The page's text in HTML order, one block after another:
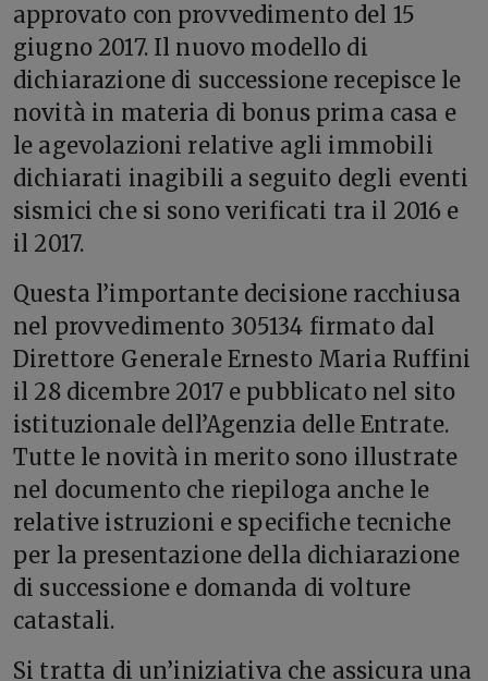
approvato con provvedimento del 15
giugno 2017. Il nuovo modello di
dichiarazione di successione recepisce le
novità in materia di bonus prima casa e
le agevolazioni relative agli immobili
dichiarati inagibili a seguito degli eventi
sismici che si sono verificati tra il 2016 e
il 2017.
Questa l’importante decisione racchiusa
nel provvedimento 305134 firmato dal
Direttore Generale Ernesto Maria Ruffini
il 28 dicembre 2017 e pubblicato nel sito
istituzionale dell’Agenzia delle Entrate.
Tutte le novità in merito sono illustrate
nel documento che riepiloga anche le
relative istruzioni e specifiche tecniche
per la presentazione della dichiarazione
di successione e domanda di volture
catastali.
Si tratta di un’iniziativa che assicura una